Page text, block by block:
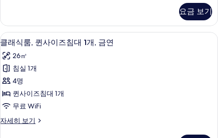
침
대
1
개,
금
연
(Strip
View)
사
킹
사
이
침
대
개,
금
연
(Strip
View)
요금 보기
클
래
식
룸,
퀸
사
즈
오리/거위털 이불, 필로우탑 침대, 객실
5
클래식룸, 퀸사이즈침대 1개, 금연
26㎡
침실 1개
4명
퀸사이즈침대 1개
무료 WiFi
자세히 보기
클